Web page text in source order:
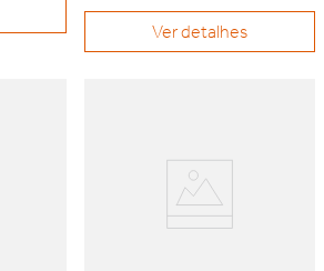
Ver detalhes